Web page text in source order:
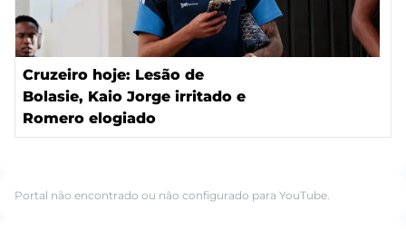
Cruzeiro hoje: Lesão de
Bolasie, Kaio Jorge irritado e
Romero elogiado
Portal não encontrado ou não configurado para YouTube.